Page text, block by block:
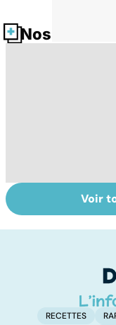
Nos fiches
L'anosmie,
l'odorat en
Voir
RECETTES